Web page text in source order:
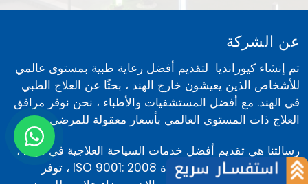
عن الشركة
تم إنشاء كيورانديا لتقديم أفضل رعاية طبية بمستوى عالمي
للأشخاص الذين يعيشون خارج الهند ، بحثًا عن العلاج الطبي
في الهند. مع أفضل المستشفيات والأطباء ، نحن نوفر مرافق
العلاج ذات المستوى العالمي بأسعار معقولة للمرضى.
رسالتنا هي تقديم أفضل خدمات السياحة العلاجية في الهند ،
كيورانديا هي مؤسسة معتمدة ISO 9001: 2008 ، توفر
مرافق طبية للعلاج متخصصة والاهم رضاء علاجي للمرضى